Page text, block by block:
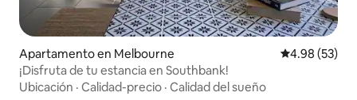
Apartamento en Melbourne Calificación
4.98 (53)
¡Disfruta de tu estancia en Southbank!
Ubicación · Calidad-precio · Calidad del sueño